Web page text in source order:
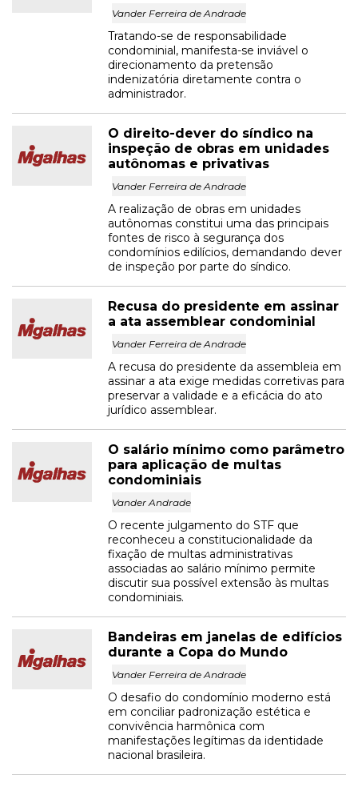
Vander Ferreira de Andrade
Tratando-se de responsabilidade
condominial, manifesta-se inviável o
direcionamento da pretensão
indenizatória diretamente contra o
administrador.
O direito-dever do síndico na
inspeção de obras em unidades
autônomas e privativas
Vander Ferreira de Andrade
A realização de obras em unidades
autônomas constitui uma das principais
fontes de risco à segurança dos
condomínios edilícios, demandando dever
de inspeção por parte do síndico.
Recusa do presidente em assinar
a ata assemblear condominial
Vander Ferreira de Andrade
A recusa do presidente da assembleia em
assinar a ata exige medidas corretivas para
preservar a validade e a eficácia do ato
jurídico assemblear.
O salário mínimo como parâmetro
para aplicação de multas
condominiais
Vander Andrade
O recente julgamento do STF que
reconheceu a constitucionalidade da
fixação de multas administrativas
associadas ao salário mínimo permite
discutir sua possível extensão às multas
condominiais.
Bandeiras em janelas de edifícios
durante a Copa do Mundo
Vander Ferreira de Andrade
O desafio do condomínio moderno está
em conciliar padronização estética e
convivência harmônica com
manifestações legítimas da identidade
nacional brasileira.